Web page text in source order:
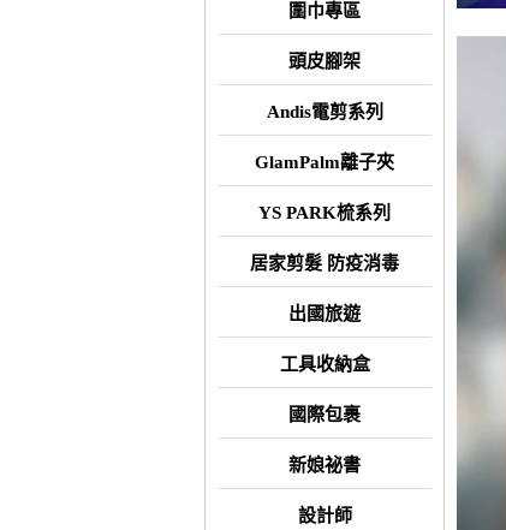
圍巾專區
頭皮腳架
Andis電剪系列
GlamPalm離子夾
YS PARK梳系列
居家剪髮 防疫消毒
出國旅遊
工具收納盒
國際包裹
新娘祕書
設計師